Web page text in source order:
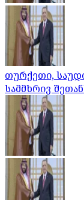
თურქეთი,
სამმხრივ